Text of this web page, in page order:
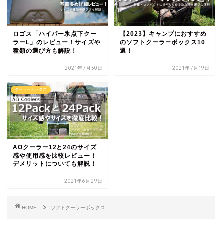
ロゴス「ハイパー氷点下クー
ラーL」のレビュー！サイズや
種類の選び方も解説！
2021年7月30日
【2023】キャンプにおすすめ
のソフトクーラーボックス10
選！
2021年7月19日
クーラーボックス
AOクーラー12と24のサイズ
感や使用感を比較レビュー！
デメリットについても解説！
2021年6月29日
HOME ソフトクーラーボックス